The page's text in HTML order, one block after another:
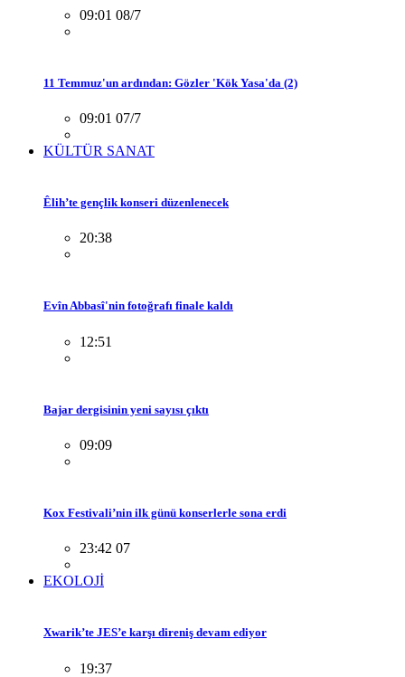
09:01 08/7
11 Temmuz'un ardından: Gözler 'Kök Yasa'da (2)
09:01 07/7
KÜLTÜR SANAT
Êlih’te gençlik konseri düzenlenecek
20:38
Evîn Abbasî'nin fotoğrafı finale kaldı
12:51
Bajar dergisinin yeni sayısı çıktı
09:09
Kox Festivali’nin ilk günü konserlerle sona erdi
23:42 07
EKOLOJİ
Xwarik’te JES’e karşı direniş devam ediyor
19:37